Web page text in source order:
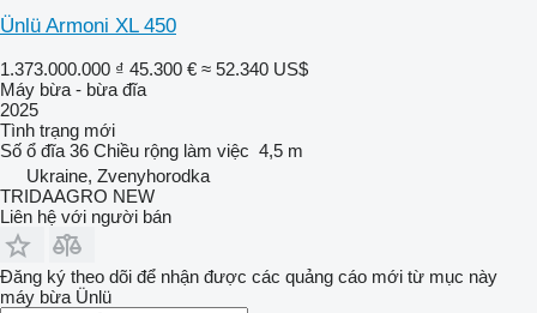
Ünlü Armoni XL 450
1.373.000.000 ₫ 45.300 € ≈ 52.340 US$
Máy bừa - bừa đĩa
2025
Tình trạng mới
Số ổ đĩa 36 Chiều rộng làm việc 4,5 m
Ukraine, Zvenyhorodka
TRIDAAGRO NEW
Liên hệ với người bán
Đăng ký theo dõi để nhận được các quảng cáo mới từ mục này
máy bừa Ünlü